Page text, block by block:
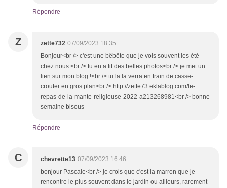
Répondre
Z zette732 07/09/2023 18:35
Bonjour<br /> c'est une bêbête que je vois souvent les été
chez nous <br /> tu en a fit des belles photos<br /> je met un
lien sur mon blog !<br /> tu la la verra en train de casse-
crouter en gros plan<br /> http://zette73.eklablog.com/le-
repas-de-la-mante-religieuse-2022-a213268981<br /> bonne
semaine bisous
Répondre
C chevrette13 07/09/2023 16:46
bonjour Pascale<br /> je crois que c'est la marron que je
rencontre le plus souvent dans le jardin ou ailleurs, rarement